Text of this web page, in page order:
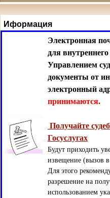
Иформация
Электронная
для
Управлением
документы от
электронный
принимаются.
Получайте
Госуслугах
Будут приходить
извещение (вызов в
Для этого
разрешение на
использованием